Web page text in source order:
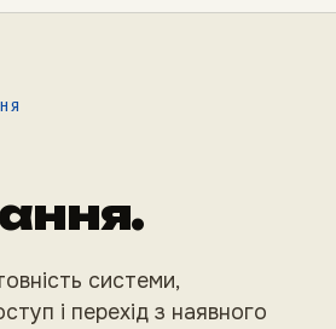
системи,
і перехід з наявного